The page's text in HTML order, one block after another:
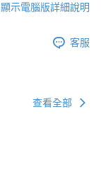
顯示電腦版詳細說明
客服
查看全部